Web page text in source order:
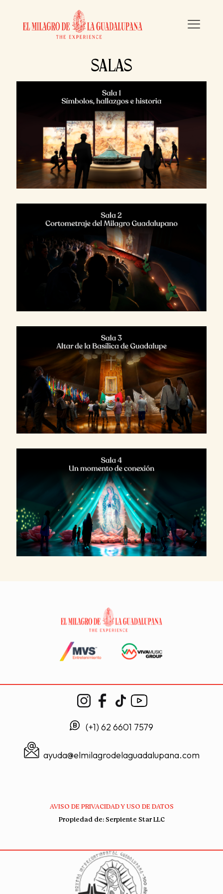
SALAS
(+1) 62 6601 7579
ayuda@elmilagrodelaguadalupana.com
AVISO DE PRIVACIDAD Y USO DE DATOS
Propiedad de: Serpiente Star LLC